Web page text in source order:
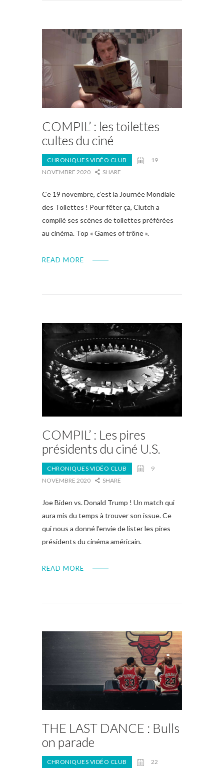
COMPIL’ : les toilettes
cultes du ciné
CHRONIQUES VIDÉO CLUB
19
NOVEMBRE 2020
SHARE
Ce 19 novembre, c’est la Journée Mondiale
des Toilettes ! Pour fêter ça, Clutch a
compilé ses scènes de toilettes préférées
au cinéma. Top « Games of trône ».
READ MORE
COMPIL’ : Les pires
présidents du ciné U.S.
CHRONIQUES VIDÉO CLUB
9
NOVEMBRE 2020
SHARE
Joe Biden vs. Donald Trump ! Un match qui
aura mis du temps à trouver son issue. Ce
qui nous a donné l’envie de lister les pires
présidents du cinéma américain.
READ MORE
THE LAST DANCE : Bulls
on parade
CHRONIQUES VIDÉO CLUB 22